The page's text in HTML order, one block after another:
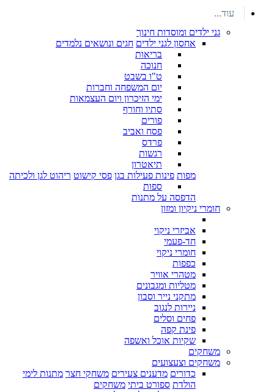
עוד...
גני ילדים ומוסדות חינוך
אחסון לגני ילדים חגים ונושאים נלמדים
בריאות
חנוכה
ט"ו בשבט
יום המשפחה וחברות
ימי הזיכרון ויום העצמאות
סתיו וחורף
פורים
פסח ואביב
פרדס
רגשות
תיאטרון
מפות פינות פעילות בגן פסי קישוט ריהוט לגן ולכיתה
ספות
הדפסה על מתנות
חומרי ניקיון ומזון
אביזרי ניקוי
חד-פעמי
חומרי ניקוי
כפפות
מטהרי אוויר
מטליות ומגבונים
מתקני נייר וסבון
ניירות לנגוב
פחים וסלים
פינת קפה
שקיות אוכל ואשפה
משחקים
משחקים וצעצועים
כדורים מדענים צעירים משחקי חצר מתנות לימי
הולדת ספורט ביתי משחקים